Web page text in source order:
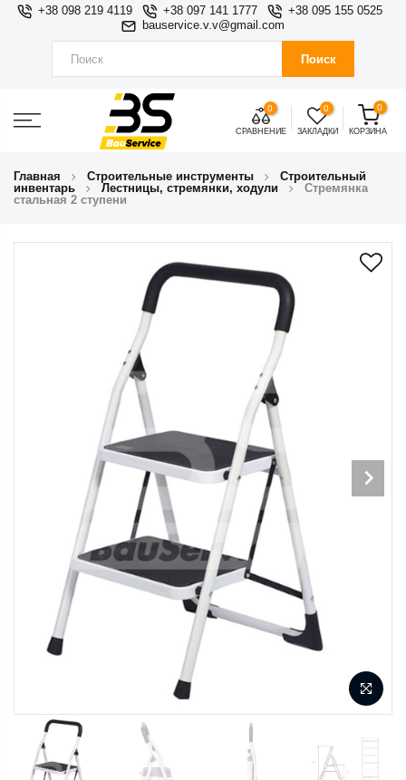
+38 098 219 4119 +38 097 141 1777
+38 095 155 0525
bauservice.v.v@gmail.com
Поиск
0
СРАВНЕНИЕ
0
ЗАКЛАДКИ
0
КОРЗИНА
Главная Строительные инструменты
Строительный
инвентарь
Лестницы, стремянки, ходули
Стремянка
стальная 2 ступени